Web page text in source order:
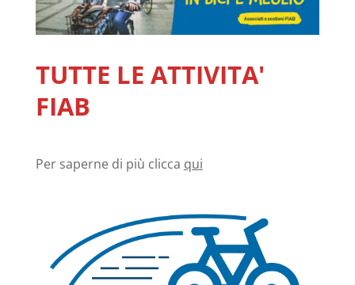
TUTTE LE ATTIVITA'
FIAB
Per saperne di più clicca qui